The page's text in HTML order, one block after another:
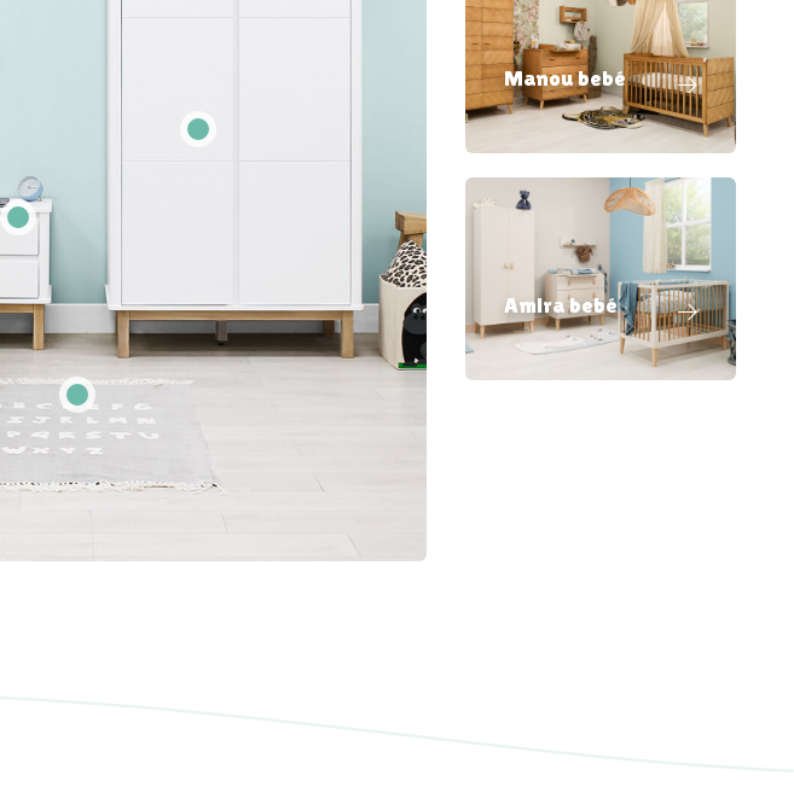
Manou bebé
Amira bebé